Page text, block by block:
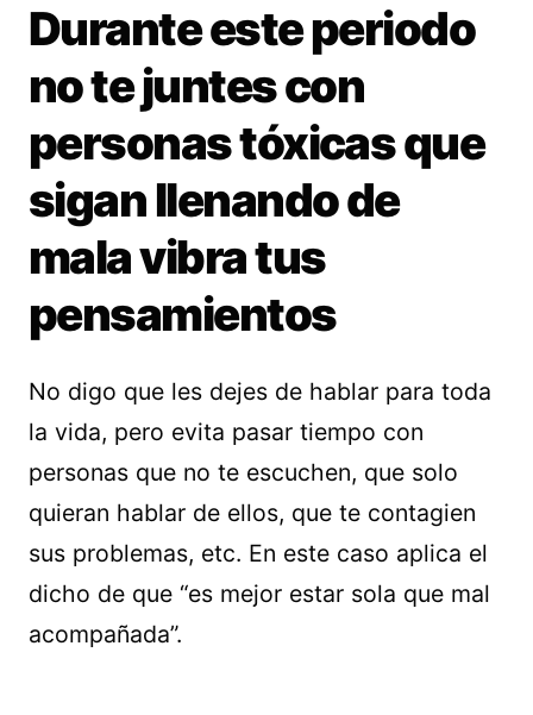
Durante este periodo
no te juntes con
personas tóxicas que
sigan llenando de
mala vibra tus
pensamientos
No digo que les dejes de hablar para toda
la vida, pero evita pasar tiempo con
personas que no te escuchen, que solo
quieran hablar de ellos, que te contagien
sus problemas, etc. En este caso aplica el
dicho de que “es mejor estar sola que mal
acompañada”.